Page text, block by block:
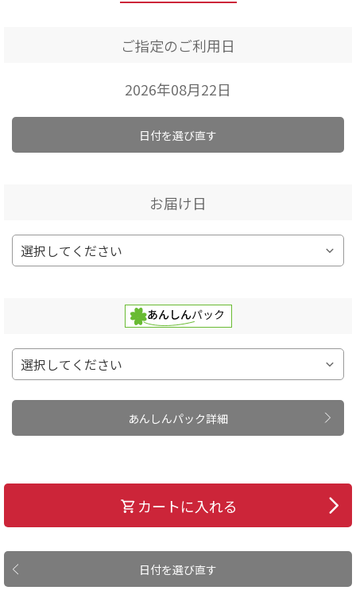
ご指定のご利用日
2026年08月22日
日付を選び直す
お届け日
あんしんパック詳細
日付を選び直す
カートに入れる